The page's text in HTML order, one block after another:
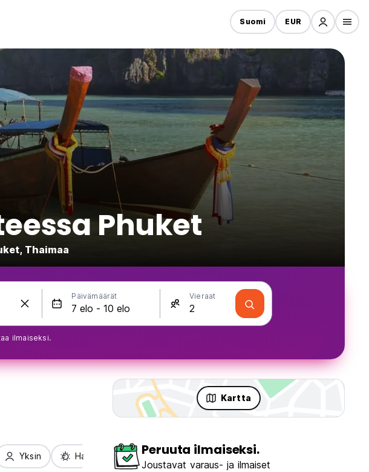
Suomi EUR
Phuket
Thaimaa
Päivämäärät Vieraat
ilmaiseksi.
Kartta
Yksin Hauskaa Peruuta ilmaiseksi.
Joustavat varaus- ja ilmaiset